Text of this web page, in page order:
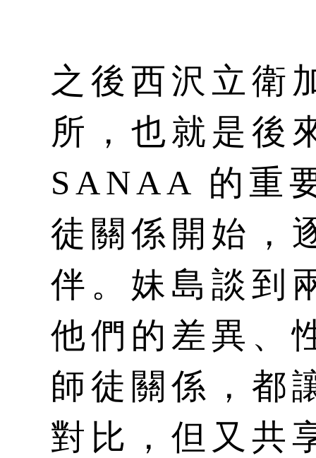
之後西沢立衛
所，也就是後
SANAA 的重
徒關係開始，
伴。妹島談到
他們的差異、
師徒關係，都
對比，但又共